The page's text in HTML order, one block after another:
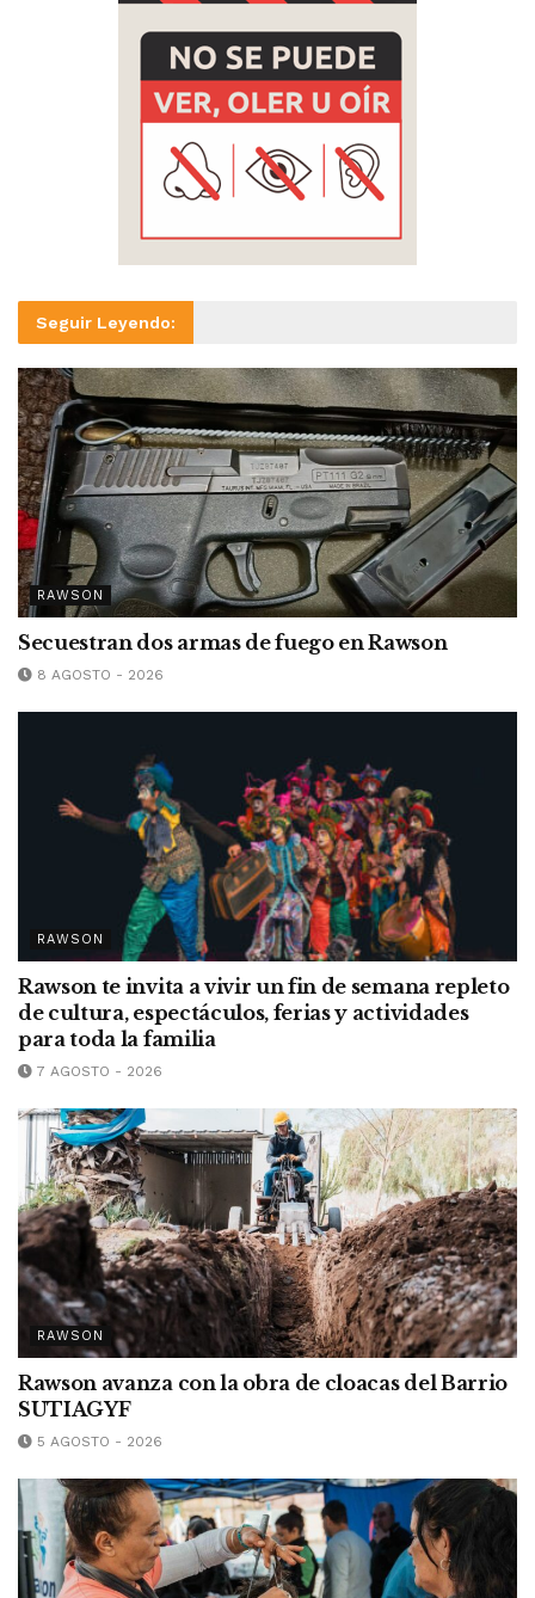
Seguir Leyendo:
RAWSON
Secuestran dos armas de fuego en Rawson
8 AGOSTO - 2026
RAWSON
Rawson te invita a vivir un fin de semana repleto
de cultura, espectáculos, ferias y actividades
para toda la familia
7 AGOSTO - 2026
RAWSON
Rawson avanza con la obra de cloacas del Barrio
SUTIAGYF
5 AGOSTO - 2026